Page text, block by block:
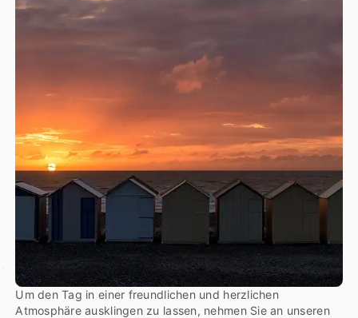
Um den Tag in einer freundlichen und herzlichen
Atmosphäre ausklingen zu lassen, nehmen Sie an unseren